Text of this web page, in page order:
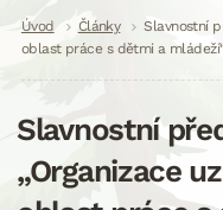
Drobečková
navigace
Úvod Články
Slavnostní
oblast práce s dětmi a
Slavnostní
„Organizace